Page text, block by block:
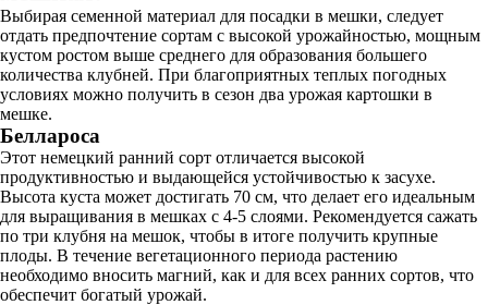
Выбирая семенной материал для посадки в мешки, следует
отдать предпочтение сортам с высокой урожайностью, мощным
кустом ростом выше среднего для образования большего
количества клубней. При благоприятных теплых погодных
условиях можно получить в сезон два урожая картошки в
мешке.
Беллароса
Этот немецкий ранний сорт отличается высокой
продуктивностью и выдающейся устойчивостью к засухе.
Высота куста может достигать 70 см, что делает его идеальным
для выращивания в мешках с 4-5 слоями. Рекомендуется сажать
по три клубня на мешок, чтобы в итоге получить крупные
плоды. В течение вегетационного периода растению
необходимо вносить магний, как и для всех ранних сортов, что
обеспечит богатый урожай.